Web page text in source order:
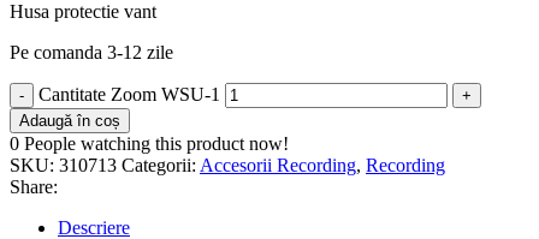
Husa protectie vant
Pe comanda 3-12 zile
Cantitate Zoom WSU-1
Adaugă în coș
0 People watching this product now!
SKU: 310713 Categorii: Accesorii Recording, Recording
Share:
Descriere